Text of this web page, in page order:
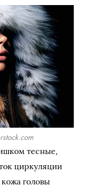
тесные,
циркуляции
кожа головы